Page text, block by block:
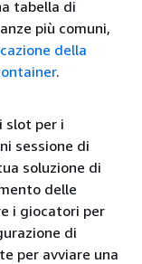
tabella di
più comuni,
della
.
slot per i
sessione di
soluzione di
delle
i giocatori per
di
per avviare una